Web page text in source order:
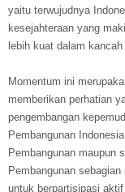
yaitu terwujudnya
kesejahteraan yang
lebih kuat dalam kancah
Momentum ini
memberikan perhatian
pengembangan
Pembangunan
Pembangunan maupun
Pembangunan
untuk berpartisipasi